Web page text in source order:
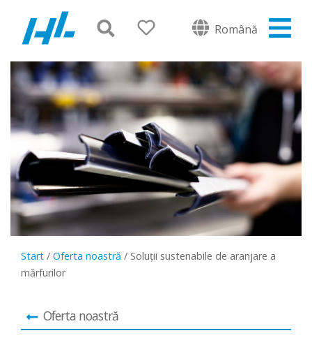
Română
Start / Oferta noastră / Soluții sustenabile de aranjare a
mărfurilor
Oferta noastră